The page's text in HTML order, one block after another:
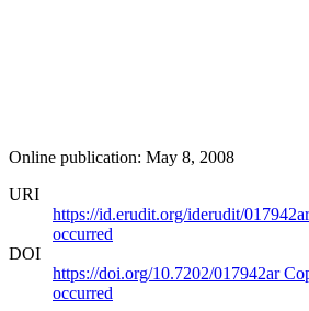
Online publication: May 8, 2008
URI
https://id.erudit.org/iderudit/
occurred
DOI
https://doi.org/10.7202/017942ar
occurred